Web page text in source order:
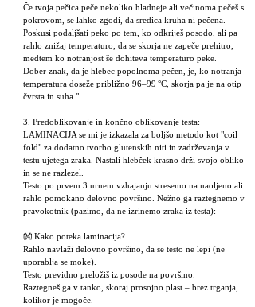
Če tvoja pečica peče nekoliko hladneje ali večinoma pečeš s
pokrovom, se lahko zgodi, da sredica kruha ni pečena.
Poskusi podaljšati peko po tem, ko odkriješ posodo, ali pa
rahlo znižaj temperaturo, da se skorja ne zapeče prehitro,
medtem ko notranjost še dohiteva temperaturo peke.
Dober znak, da je hlebec popolnoma pečen, je, ko notranja
temperatura doseže približno 96–99 °C, skorja pa je na otip
čvrsta in suha."
3. Predoblikovanje in končno oblikovanje testa:
LAMINACIJA se mi je izkazala za boljšo metodo kot "coil
fold" za dodatno tvorbo glutenskih niti in zadrževanja v
testu ujetega zraka. Nastali hlebček krasno drži svojo obliko
in se ne razlezel.
Testo po prvem 3 urnem vzhajanju stresemo na naoljeno ali
rahlo pomokano delovno površino. Nežno ga raztegnemo v
pravokotnik (pazimo, da ne izrinemo zraka iz testa):
👐 Kako poteka laminacija?
Rahlo navlaži delovno površino, da se testo ne lepi (ne
uporablja se moke).
Testo previdno preložiš iz posode na površino.
Raztegneš ga v tanko, skoraj prosojno plast – brez trganja,
kolikor je mogoče.